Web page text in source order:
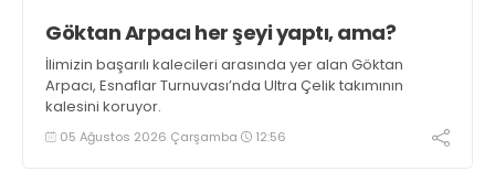
Göktan Arpacı her şeyi yaptı, ama?
İlimizin başarılı kalecileri arasında yer alan Göktan
Arpacı, Esnaflar Turnuvası’nda Ultra Çelik takımının
kalesini koruyor.
05 Ağustos 2026 Çarşamba 12:56